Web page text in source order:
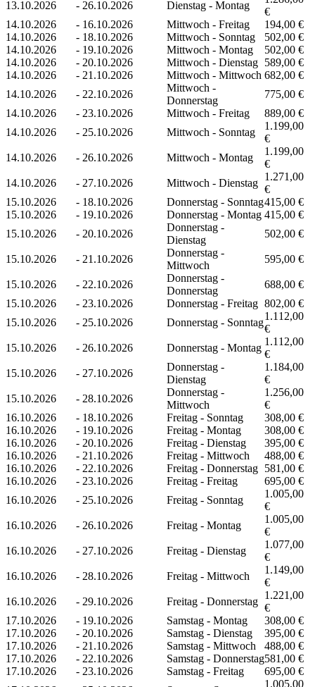
13.10.2026
- 26.10.2026 Dienstag - Montag
€
14.10.2026
- 16.10.2026 Mittwoch - Freitag
194,00 €
14.10.2026
- 18.10.2026 Mittwoch - Sonntag
502,00 €
14.10.2026
- 19.10.2026 Mittwoch - Montag
502,00 €
14.10.2026
- 20.10.2026 Mittwoch - Dienstag 589,00 €
14.10.2026
- 21.10.2026 Mittwoch - Mittwoch 682,00 €
14.10.2026
- 22.10.2026
Mittwoch -
Donnerstag
775,00 €
14.10.2026
- 23.10.2026 Mittwoch - Freitag
889,00 €
14.10.2026
- 25.10.2026 Mittwoch - Sonntag
1.199,00
€
14.10.2026
- 26.10.2026 Mittwoch - Montag
1.199,00
€
14.10.2026
- 27.10.2026 Mittwoch - Dienstag
1.271,00
€
15.10.2026
- 18.10.2026 Donnerstag - Sonntag415,00 €
15.10.2026
- 19.10.2026 Donnerstag - Montag 415,00 €
15.10.2026
- 20.10.2026
Donnerstag -
Dienstag
502,00 €
15.10.2026 - 21.10.2026
Donnerstag -
Mittwoch
595,00 €
15.10.2026 - 22.10.2026
Donnerstag -
Donnerstag
688,00 €
15.10.2026
- 23.10.2026 Donnerstag - Freitag 802,00 €
15.10.2026
- 25.10.2026 Donnerstag - Sonntag
1.112,00
€
15.10.2026
- 26.10.2026 Donnerstag - Montag
1.112,00
€
15.10.2026
- 27.10.2026
Donnerstag -
Dienstag
1.184,00
€
15.10.2026
- 28.10.2026
Donnerstag -
Mittwoch
1.256,00
€
16.10.2026
- 18.10.2026 Freitag - Sonntag
308,00 €
16.10.2026
- 19.10.2026 Freitag - Montag
308,00 €
16.10.2026
- 20.10.2026 Freitag - Dienstag
395,00 €
16.10.2026
- 21.10.2026 Freitag - Mittwoch
488,00 €
16.10.2026
- 22.10.2026 Freitag - Donnerstag 581,00 €
16.10.2026
- 23.10.2026 Freitag - Freitag
695,00 €
16.10.2026
- 25.10.2026 Freitag - Sonntag
1.005,00
€
16.10.2026
- 26.10.2026 Freitag - Montag
1.005,00
€
16.10.2026
- 27.10.2026 Freitag - Dienstag
1.077,00
€
16.10.2026
- 28.10.2026 Freitag - Mittwoch
1.149,00
€
16.10.2026
- 29.10.2026 Freitag - Donnerstag
1.221,00
€
17.10.2026
- 19.10.2026 Samstag - Montag
308,00 €
17.10.2026
- 20.10.2026 Samstag - Dienstag
395,00 €
17.10.2026
- 21.10.2026 Samstag - Mittwoch
488,00 €
17.10.2026
- 22.10.2026 Samstag - Donnerstag581,00 €
17.10.2026
- 23.10.2026 Samstag - Freitag
695,00 €
1.005,00